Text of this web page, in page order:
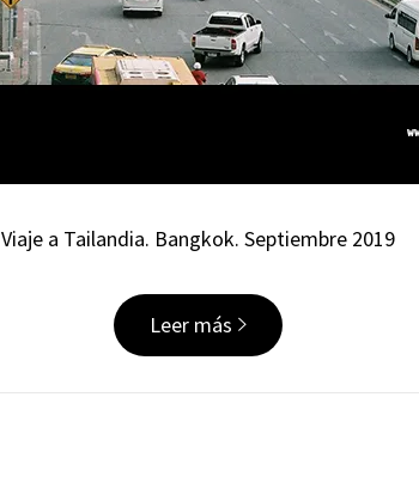
Viaje a Tailandia. Bangkok. Septiembre 2019
Leer más